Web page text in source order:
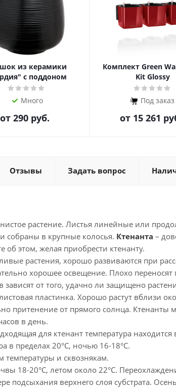
из керамики
с поддоном
Много
от 290 руб.
Комплект Green
Kit Glossy
Под заказ
от 15 261
Отзывы Задать вопрос
растение. Листья линейные или
собраны в крупные колосья. Ктенанта –
об этом, желая приобрести ктенанту.
растения, хорошо развиваются при
хорошее освещение. Плохо
зависят от того, удачно ли защищено
пластинка. Хорошо растут вблизи
притенение от прямого солнца. Ктенанты
в день.
для ктенант температура
в пределах 20°С, ночью 16-18°С.
температуры и сквознякам.
18-20°С, летом около 22°С.
подсыхания верхнего слоя субстрата.